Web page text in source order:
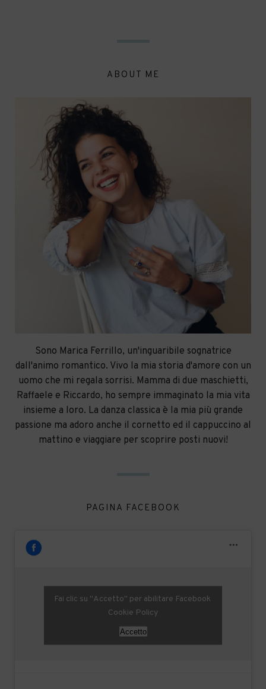
ABOUT ME
Sono Marica Ferrillo, un'inguaribile sognatrice
dall'animo romantico. Vivo la mia storia d'amore con un
uomo che mi regala sorrisi. Mamma di due maschietti,
Raffaele e Riccardo, ho sempre immaginato la mia vita
insieme a loro. La danza classica è la mia più grande
passione ma adoro anche il cornetto ed il cappuccino al
mattino e viaggiare per scoprire posti nuovi!
PAGINA FACEBOOK
Fai clic su "Accetto" per abilitare Facebook
Cookie Policy
Accetto